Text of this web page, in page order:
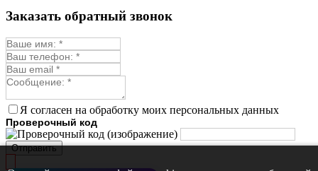
Репешок
Синюха
Смесь лекарственных
Стевия
Тимьян ползучий (чабрец)
Фенхель лекарственный
Цикорий лекарственный
Заказать обратный звонок
Я согласен на обработку моих персональных данных
Проверочный код
Отправить